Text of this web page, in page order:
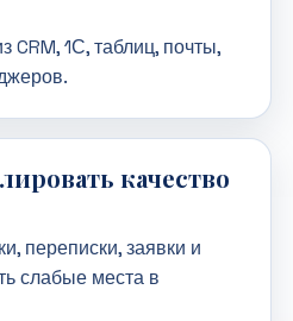
CRM, 1С, таблиц, почты,
качество
переписки, заявки и
слабые места в